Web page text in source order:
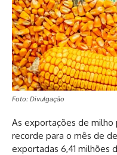
Foto: Divulgação
As exportações de
recorde para o mês de
exportadas 6,41 milhões